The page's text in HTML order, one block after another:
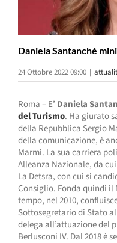
Daniela Santanché
24 Ottobre 2022 09:00 |
Roma – E’ Daniela
del Turismo. Ha giurato
della Repubblica Sergio
della comunicazione, è
Marmi. La sua carriera
Alleanza Nazionale, da
La Detsra, con cui si
Consiglio. Fonda quindi il
tempo, nel 2010,
Sottosegretario di Stato
delega all’attuazione del
Berlusconi IV. Dal 2018 è